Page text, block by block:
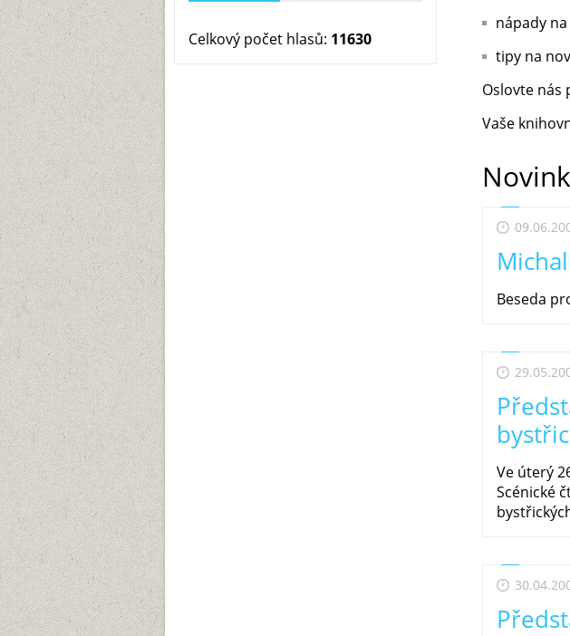
nápady
tipy na
Oslovte nás
Vaše
Beseda
Ve úterý
Scénické
Celkový počet hlasů: 11630